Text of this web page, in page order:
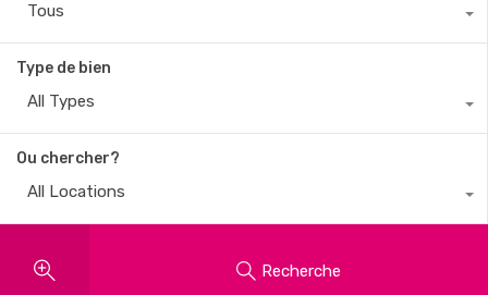
Tous
Type de bien
All Types
Ou chercher?
All Locations
Recherche